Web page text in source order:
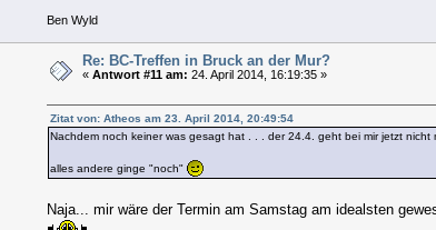
Ben Wyld
Re: BC-Treffen in Bruck an der Mur?
«Antwort #11 am: 24. April 2014, 16:19:35 »
Zitat von: Atheos am 23. April 2014, 20:49:54
Nachdem noch keiner was gesagt hat . . . der 24.4. geht bei mir jetzt nicht
alles andere ginge "noch"
Naja... mir wäre der Termin am Samstag am idealsten